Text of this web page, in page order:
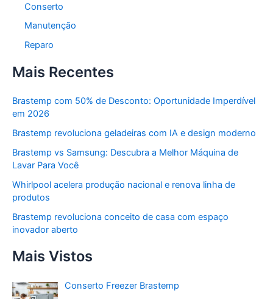
Conserto
Manutenção
Reparo
Mais Recentes
Brastemp com 50% de Desconto: Oportunidade Imperdível
em 2026
Brastemp revoluciona geladeiras com IA e design moderno
Brastemp vs Samsung: Descubra a Melhor Máquina de
Lavar Para Você
Whirlpool acelera produção nacional e renova linha de
produtos
Brastemp revoluciona conceito de casa com espaço
inovador aberto
Mais Vistos
Conserto Freezer Brastemp